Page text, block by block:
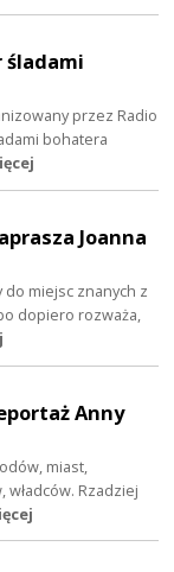
śladami
przez Radio
bohatera
Joanna
miejsc znanych z
dopiero rozważa,
Anny
miast,
Rzadziej